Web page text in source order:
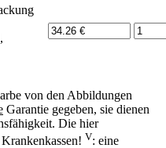
von den Abbildungen
Garantie gegeben, sie dienen
Die hier
V: eine